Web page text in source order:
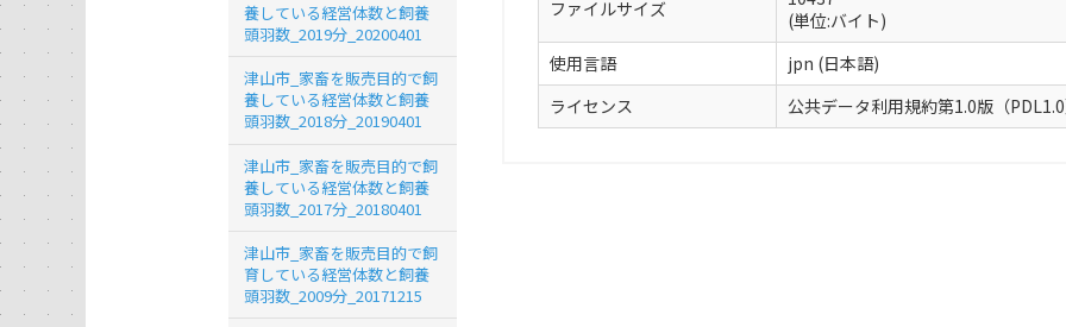
ファイルサイズ
(単位:バイト)
使用言語
jpn (日本語)
ライセンス
公共データ利用規約第1.0版（
養している経営体数と飼養
頭羽数_2019分_20200401
津山市_家畜を販売目的で飼
養している経営体数と飼養
頭羽数_2018分_20190401
津山市_家畜を販売目的で飼
養している経営体数と飼養
頭羽数_2017分_20180401
津山市_家畜を販売目的で飼
育している経営体数と飼養
頭羽数_2009分_20171215